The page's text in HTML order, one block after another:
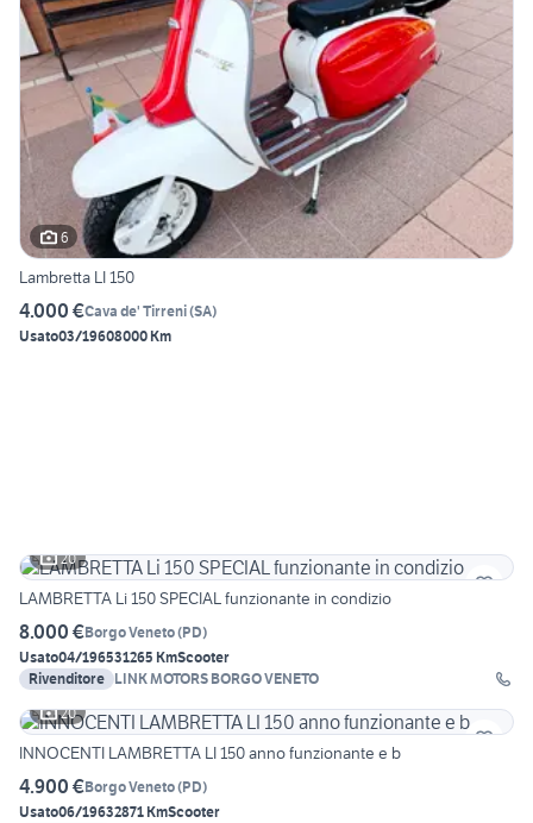
6
Lambretta LI 150
4.000 €Cava de' Tirreni(SA)
Usato03/19608000 Km
20
LAMBRETTA Li 150 SPECIAL funzionante in condizio
8.000 €Borgo Veneto(PD)
Usato04/196531265 KmScooter
Rivenditore LINK MOTORS BORGO VENETO
20
INNOCENTI LAMBRETTA LI 150 anno funzionante e b
4.900 €Borgo Veneto(PD)
Usato06/19632871 KmScooter